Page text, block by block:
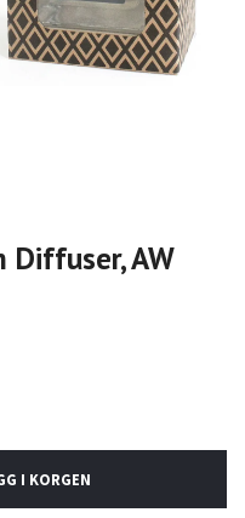
Diffuser, AW
I KORGEN